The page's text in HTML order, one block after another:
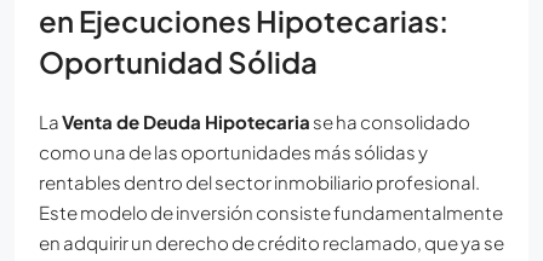
en Ejecuciones Hipotecarias:
Oportunidad Sólida
LaVenta de Deuda Hipotecaria se ha consolidado
como una de las oportunidades más sólidas y
rentables dentro del sector inmobiliario profesional.
Este modelo de inversión consiste fundamentalmente
en adquirir un derecho de crédito reclamado, que ya se